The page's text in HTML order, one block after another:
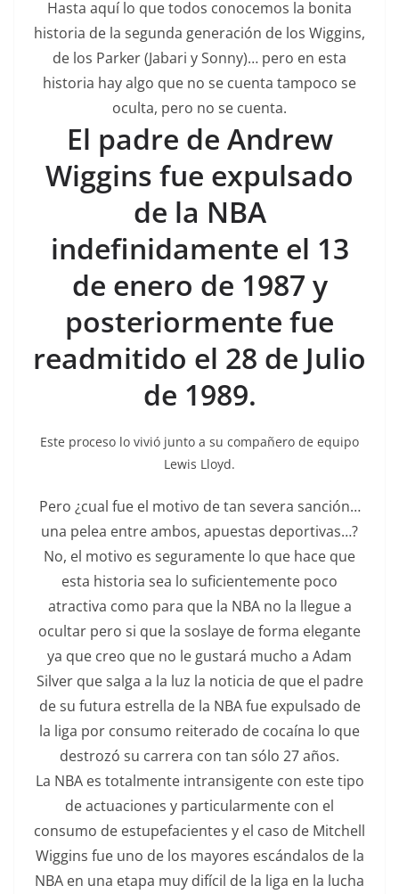
Hasta aquí lo que todos conocemos la bonita
historia de la segunda generación de los Wiggins,
de los Parker (Jabari y Sonny)… pero en esta
historia hay algo que no se cuenta tampoco se
oculta, pero no se cuenta.
El padre de Andrew
Wiggins fue expulsado
de la NBA
indefinidamente el 13
de enero de 1987 y
posteriormente fue
readmitido el 28 de Julio
de 1989.
Este proceso lo vivió junto a su compañero de equipo
Lewis Lloyd.
Pero ¿cual fue el motivo de tan severa sanción…
una pelea entre ambos, apuestas deportivas…?
No, el motivo es seguramente lo que hace que
esta historia sea lo suficientemente poco
atractiva como para que la NBA no la llegue a
ocultar pero si que la soslaye de forma elegante
ya que creo que no le gustará mucho a Adam
Silver que salga a la luz la noticia de que el padre
de su futura estrella de la NBA fue expulsado de
la liga por consumo reiterado de cocaína lo que
destrozó su carrera con tan sólo 27 años.
La NBA es totalmente intransigente con este tipo
de actuaciones y particularmente con el
consumo de estupefacientes y el caso de Mitchell
Wiggins fue uno de los mayores escándalos de la
NBA en una etapa muy difícil de la liga en la lucha